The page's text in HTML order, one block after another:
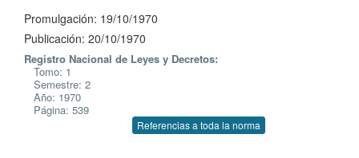
Promulgación: 19/10/1970
Publicación: 20/10/1970
Registro Nacional de Leyes y Decretos:
Tomo: 1
Semestre: 2
Año: 1970
Página: 539
Referencias a toda la norma